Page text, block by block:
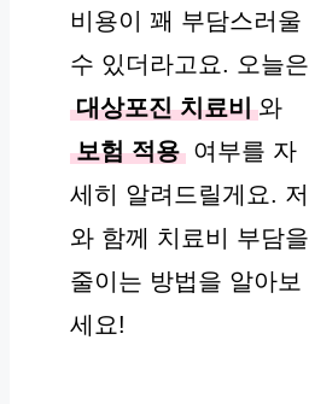
비용이 꽤 부담스러울
수 있더라고요. 오늘은
대상포진 치료비 와
보험 적용 여부를 자
세히 알려드릴게요. 저
와 함께 치료비 부담을
줄이는 방법을 알아보
세요!